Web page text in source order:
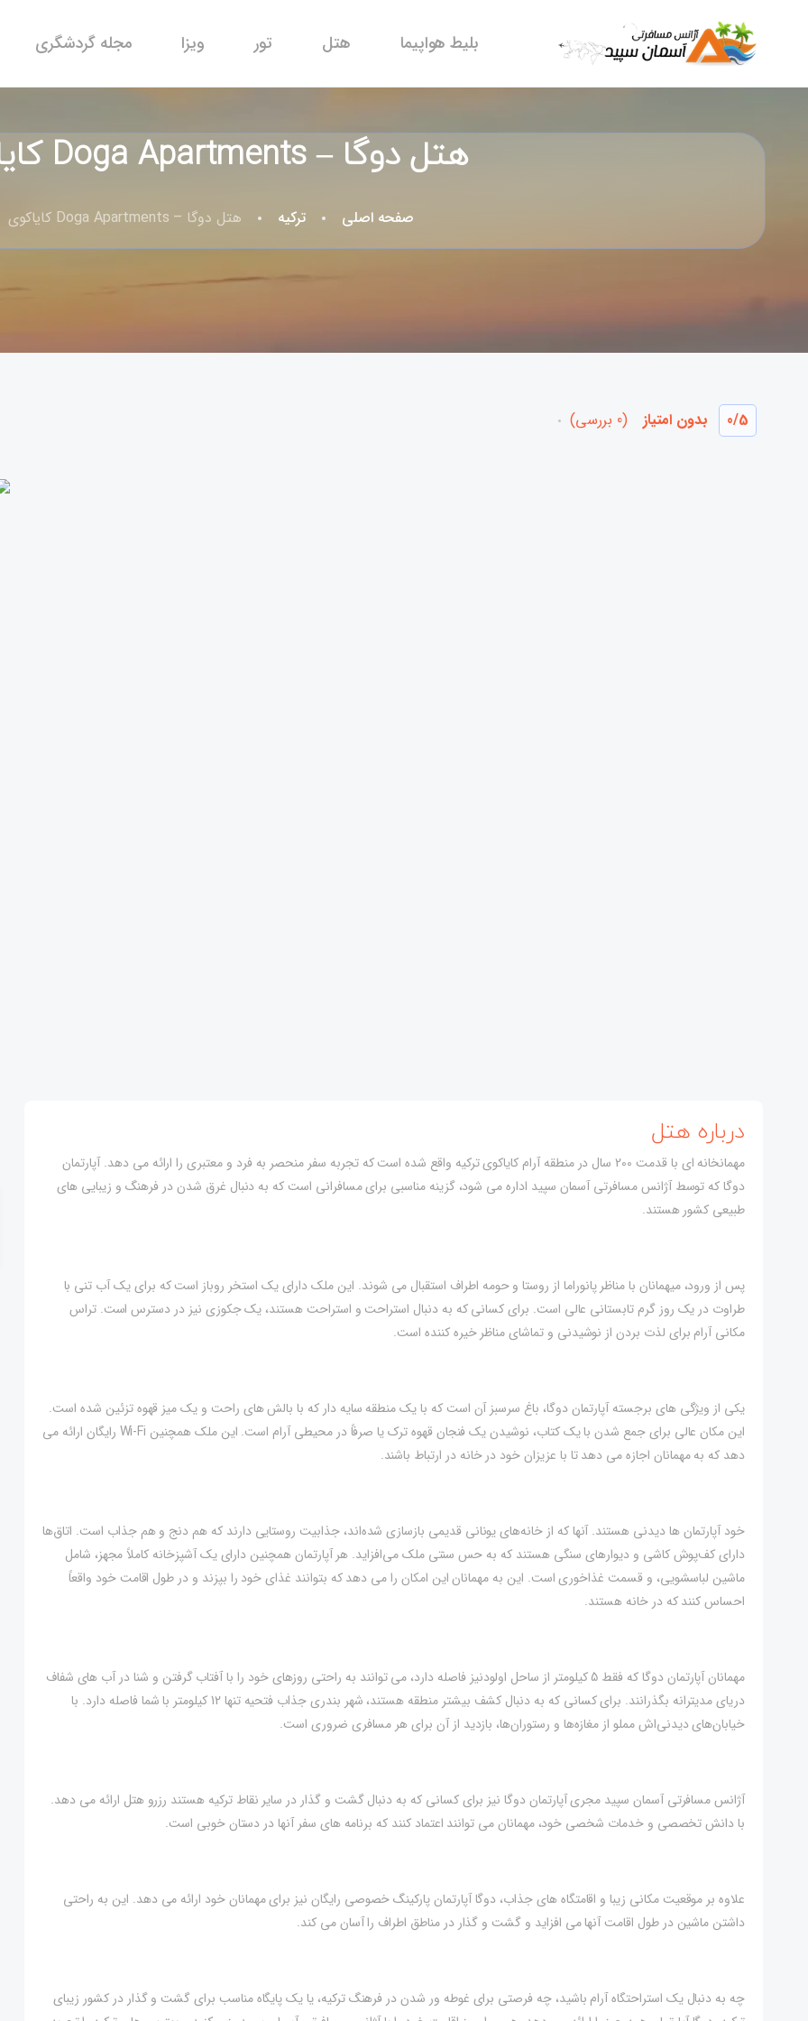
بلیط هواپیما هتل تور ویزا مجله گردشگری
هتل دوگا – Doga Apartments کایاکوی
صفحه اصلی ترکیه هتل دوگا – Doga Apartments کایاکوی
0/5 بدون امتیاز (0 بررسی)
درباره هتل
مهمانخانه ای با قدمت 200 سال در منطقه آرام کایاکوی ترکیه واقع شده است که تجربه سفر منحصر به فرد و معتبری را ارائه می دهد. آپارتمان
دوگا که توسط آژانس مسافرتی آسمان سپید اداره می شود، گزینه مناسبی برای مسافرانی است که به دنبال غرق شدن در فرهنگ و زیبایی های
طبیعی کشور هستند.
پس از ورود، میهمانان با مناظر پانوراما از روستا و حومه اطراف استقبال می شوند. این ملک دارای یک استخر روباز است که برای یک آب تنی با
طراوت در یک روز گرم تابستانی عالی است. برای کسانی که به دنبال استراحت و استراحت هستند، یک جکوزی نیز در دسترس است. تراس
مکانی آرام برای لذت بردن از نوشیدنی و تماشای مناظر خیره کننده است.
یکی از ویژگی های برجسته آپارتمان دوگا، باغ سرسبز آن است که با یک منطقه سایه دار که با بالش های راحت و یک میز قهوه تزئین شده است.
این مکان عالی برای جمع شدن با یک کتاب، نوشیدن یک فنجان قهوه ترک یا صرفاً در محیطی آرام است. این ملک همچنین Wi-Fi رایگان ارائه می
دهد که به مهمانان اجازه می دهد تا با عزیزان خود در خانه در ارتباط باشند.
خود آپارتمان ها دیدنی هستند. آنها که از خانه‌های یونانی قدیمی بازسازی شده‌اند، جذابیت روستایی دارند که هم دنج و هم جذاب است. اتاق‌ها
دارای کف‌پوش کاشی و دیوارهای سنگی هستند که به حس سنتی ملک می‌افزاید. هر آپارتمان همچنین دارای یک آشپزخانه کاملاً مجهز، شامل
ماشین لباسشویی، و قسمت غذاخوری است. این به مهمانان این امکان را می دهد که بتوانند غذای خود را بپزند و در طول اقامت خود واقعاً
احساس کنند که در خانه هستند.
مهمانان آپارتمان دوگا که فقط 5 کیلومتر از ساحل اولودنیز فاصله دارد، می توانند به راحتی روزهای خود را با آفتاب گرفتن و شنا در آب های شفاف
دریای مدیترانه بگذرانند. برای کسانی که به دنبال کشف بیشتر منطقه هستند، شهر بندری جذاب فتحیه تنها 12 کیلومتر با شما فاصله دارد. با
خیابان‌های دیدنی‌اش مملو از مغازه‌ها و رستوران‌ها، بازدید از آن برای هر مسافری ضروری است.
آژانس مسافرتی آسمان سپید مجری آپارتمان دوگا نیز برای کسانی که به دنبال گشت و گذار در سایر نقاط ترکیه هستند رزرو هتل ارائه می دهد.
با دانش تخصصی و خدمات شخصی خود، مهمانان می توانند اعتماد کنند که برنامه های سفر آنها در دستان خوبی است.
علاوه بر موقعیت مکانی زیبا و اقامتگاه های جذاب، دوگا آپارتمان پارکینگ خصوصی رایگان نیز برای مهمانان خود ارائه می دهد. این به راحتی
داشتن ماشین در طول اقامت آنها می افزاید و گشت و گذار در مناطق اطراف را آسان می کند.
چه به دنبال یک استراحتگاه آرام باشید، چه فرصتی برای غوطه ور شدن در فرهنگ ترکیه، یا یک پایگاه مناسب برای گشت و گذار در کشور زیبای